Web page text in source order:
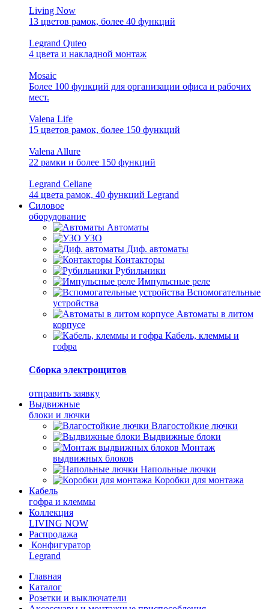
Living Now
13 цветов рамок, более 40 функций
Legrand Quteo
4 цвета и накладной монтаж
Mosaic
Более 100 функций для организации офиса и рабочих
мест.
Valena Life
15 цветов рамок, более 150 функций
Valena Allure
22 рамки и более 150 функций
Legrand Celiane
44 цвета рамок, 40 функций Legrand
Силовое
оборудование
Автоматы
УЗО
Диф. автоматы
Контакторы
Рубильники
Импульсные реле
Вспомогательные
устройства
Автоматы в литом
корпусе
Кабель, клеммы и
гофра
Сборка электрощитов
отправить заявку
Выдвижные
блоки и лючки
Влагостойкие лючки
Выдвижные блоки
Монтаж
выдвижных блоков
Напольные лючки
Коробки для монтажа
Кабель
гофра и клеммы
Коллекция
LIVING NOW
Распродажа
Конфигуратор
Legrand
Главная
Каталог
Розетки и выключатели